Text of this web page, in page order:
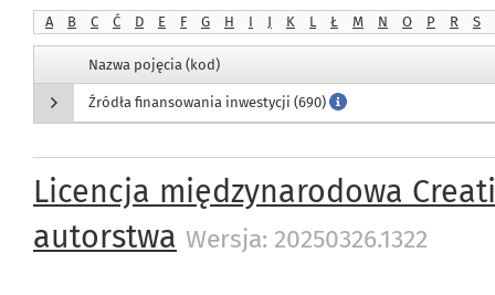
A B C Ć D E F G H I J K L Ł M N O P R S
Nazwa pojęcia (kod)
Źródła finansowania inwestycji (690)
Licencja międzynarodowa
autorstwa Wersja: 20250326.1322